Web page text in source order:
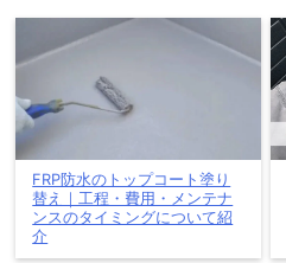
FRP防水のトップコート塗り
替え｜工程・費用・メンテナ
ンスのタイミングについて紹
介